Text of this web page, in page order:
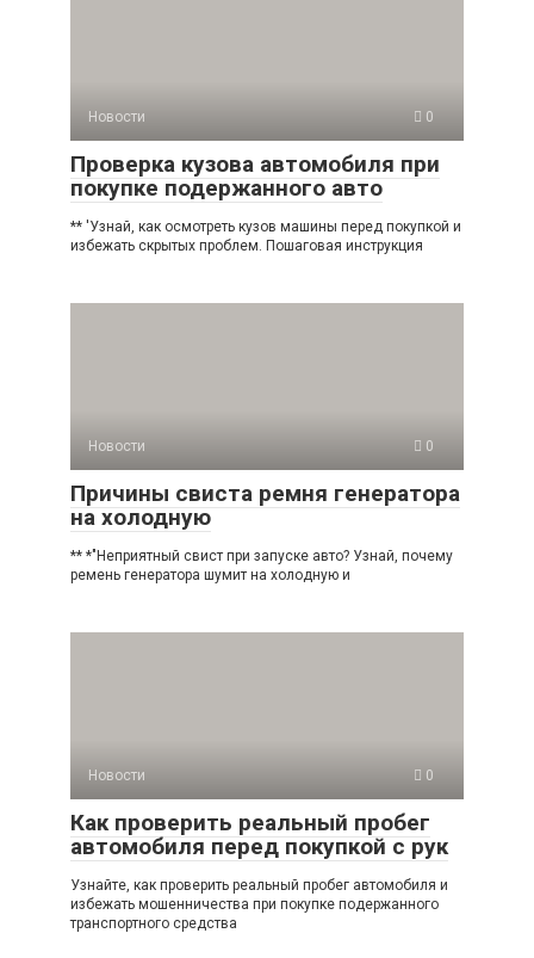
Новости 0
Проверка кузова автомобиля при
покупке подержанного авто
** 'Узнай, как осмотреть кузов машины перед покупкой и
избежать скрытых проблем. Пошаговая инструкция
Новости 0
Причины свиста ремня генератора
на холодную
** *"Неприятный свист при запуске авто? Узнай, почему
ремень генератора шумит на холодную и
Новости 0
Как проверить реальный пробег
автомобиля перед покупкой с рук
Узнайте, как проверить реальный пробег автомобиля и
избежать мошенничества при покупке подержанного
транспортного средства